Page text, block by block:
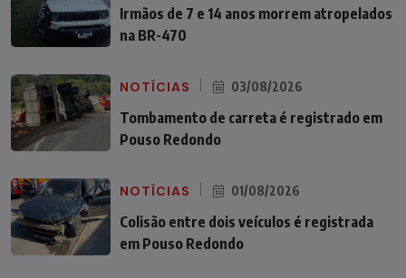
Irmãos de 7 e 14 anos morrem atropelados
na BR-470
NOTÍCIAS 03/08/2026
Tombamento de carreta é registrado em
Pouso Redondo
NOTÍCIAS 01/08/2026
Colisão entre dois veículos é registrada
em Pouso Redondo